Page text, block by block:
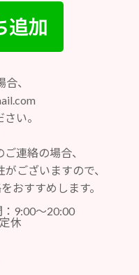
、
い。
連絡の場合、
ございますので、
おすすめします。
9:00～20:00
休